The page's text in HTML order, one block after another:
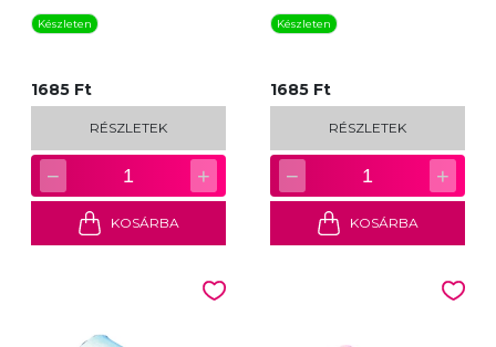
Készleten
1685 Ft
RÉSZLETEK
− 1 +
KOSÁRBA
Készleten
1685 Ft
RÉSZLETEK
− 1 +
KOSÁRBA